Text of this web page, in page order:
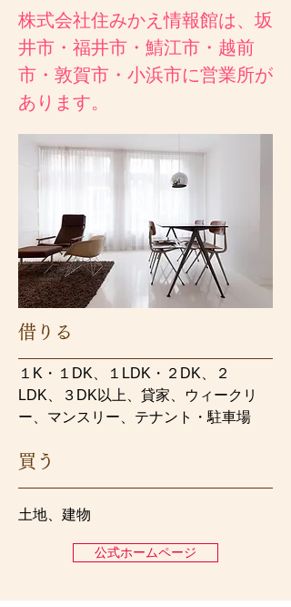
株式会社住みかえ情報館は、坂
井市・福井市・鯖江市・越前
市・敦賀市・小浜市に営業所が
あります。
借りる
１K・１DK、１LDK・２DK、２
LDK、３DK以上、貸家、ウィークリ
ー、マンスリー、テナント・駐車場
買う
土地、建物
公式ホームページ